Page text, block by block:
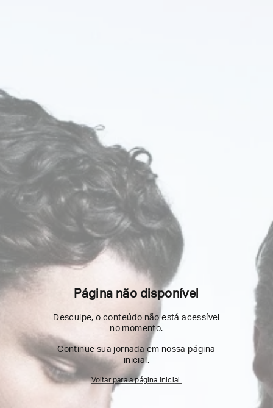
Página não disponível
Desculpe, o conteúdo não está acessível
no momento.
Continue sua jornada em nossa página
inicial.
Voltar para a página inicial.